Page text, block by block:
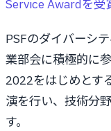
Service Awardを受
PSFのダイバーシ
業部会に積極的に
2022をはじめとす
演を行い、技術分
す。